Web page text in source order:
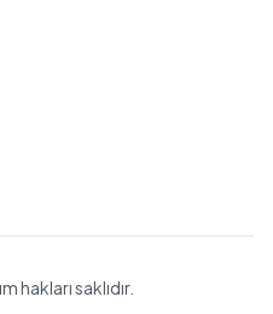
hakları saklıdır.